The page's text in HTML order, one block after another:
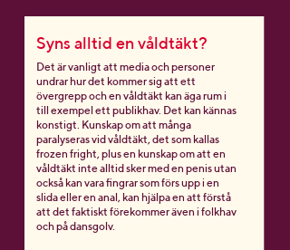
Det är vanligt att media och personer
undrar hur det kommer sig att ett
övergrepp och en våldtäkt kan äga rum i
till exempel ett publikhav. Det kan kännas
konstigt. Kunskap om att många
paralyseras vid våldtäkt, det som kallas
frozen fright, plus en kunskap om att en
våldtäkt inte alltid sker med en penis utan
också kan vara fingrar som förs upp i en
slida eller en anal, kan hjälpa en att förstå
att det faktiskt förekommer även i folkhav
och på dansgolv.
Syns alltid en våldtäkt?